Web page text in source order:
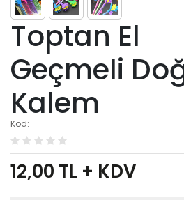
Toptan El
Geçmeli
Kalem
Kod:
12,00 TL + KDV